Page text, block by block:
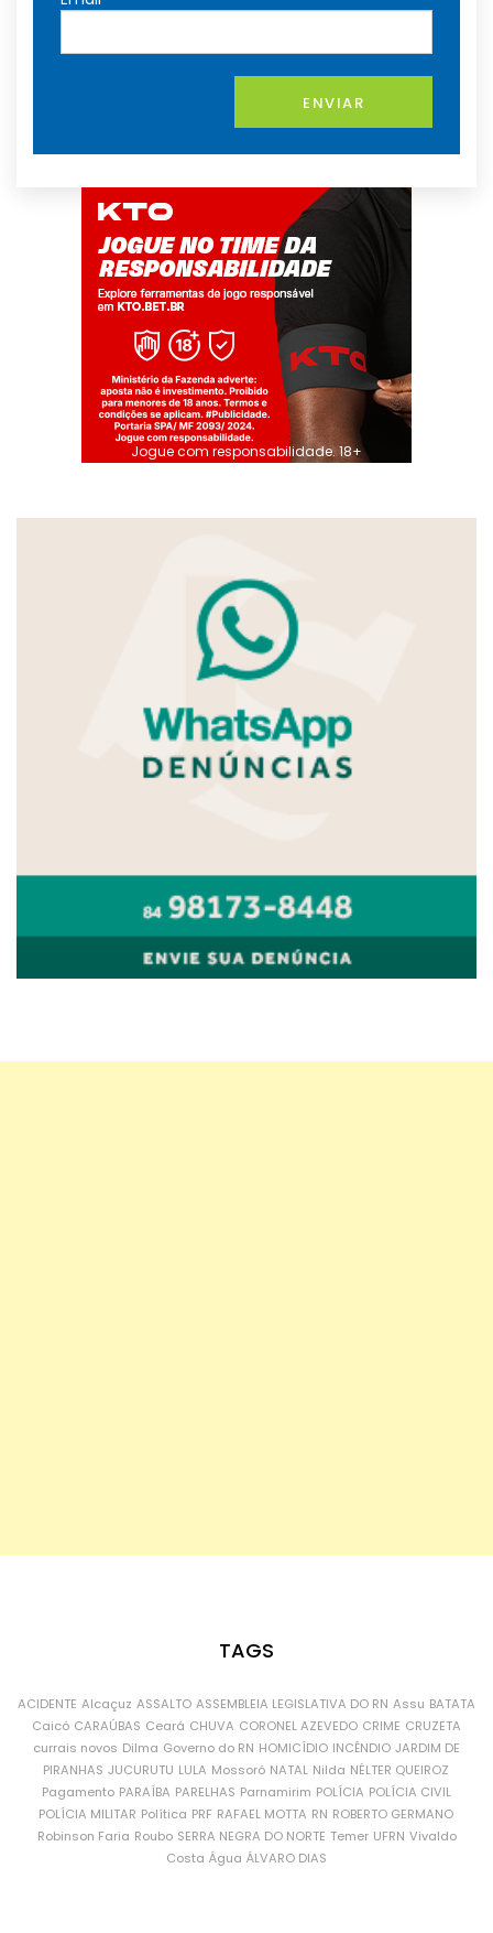
ENVIAR
Jogue com responsabilidade. 18+
TAGS
ACIDENTE Alcaçuz ASSALTO ASSEMBLEIA LEGISLATIVA DO RN Assu BATATA
Caicó CARAÚBAS Ceará CHUVA CORONEL AZEVEDO CRIME CRUZETA
currais novos Dilma Governo do RN HOMICÍDIO INCÊNDIO JARDIM DE
PIRANHAS JUCURUTU LULA Mossoró NATAL Nilda NÉLTER QUEIROZ
Pagamento PARAÍBA PARELHAS Parnamirim POLÍCIA POLÍCIA CIVIL
POLÍCIA MILITAR Política PRF RAFAEL MOTTA RN ROBERTO GERMANO
Robinson Faria Roubo SERRA NEGRA DO NORTE Temer UFRN Vivaldo
Costa Água ÁLVARO DIAS